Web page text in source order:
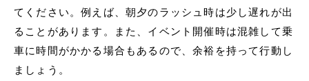
てください。例えば、朝夕のラッシュ時は少し遅れが出
ることがあります。また、イベント開催時は混雑して乗
車に時間がかかる場合もあるので、余裕を持って行動し
ましょう。